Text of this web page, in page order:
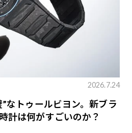
2026.7.24
なトゥールビヨン。新ブラ
計は何がすごいのか？